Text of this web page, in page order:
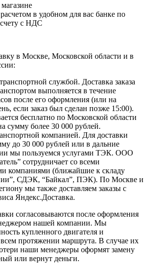
в удобном для вас банке по
с НДС
в Москве, Московской области и в
службой. Доставка заказа
выполняется в течение
после его оформления (или на
если заказ был сделан позже 15:00).
бесплатно по Московской области
сумму более 30 000 рублей.
компанией. Для доставки
до 30 000 рублей или в дальние
мы пользуемся услугами ТЭК. ООО
сотрудничает со всеми
компаниями (ближайшие к складу
СДЭК, “Байкал”, ПЭК). По Москве и
мы также доставляем заказы с
Яндекс.Доставка.
согласовываются после оформления
нашей компании. Мы
купленного двигателя и
протяжении маршрута. В случае их
наши менеджеры оформят замену
или вернут деньги.